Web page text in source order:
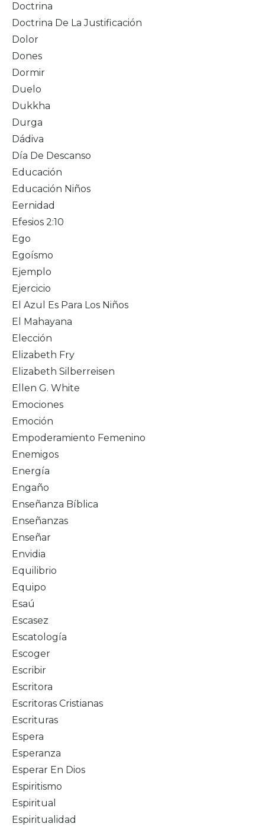
Doctrina
Doctrina De La Justificación
Dolor
Dones
Dormir
Duelo
Dukkha
Durga
Dádiva
Día De Descanso
Educación
Educación Niños
Eernidad
Efesios 2:10
Ego
Egoísmo
Ejemplo
Ejercicio
El Azul Es Para Los Niños
El Mahayana
Elección
Elizabeth Fry
Elizabeth Silberreisen
Ellen G. White
Emociones
Emoción
Empoderamiento Femenino
Enemigos
Energía
Engaño
Enseñanza Bíblica
Enseñanzas
Enseñar
Envidia
Equilibrio
Equipo
Esaú
Escasez
Escatología
Escoger
Escribir
Escritora
Escritoras Cristianas
Escrituras
Espera
Esperanza
Esperar En Dios
Espiritismo
Espiritual
Espiritualidad